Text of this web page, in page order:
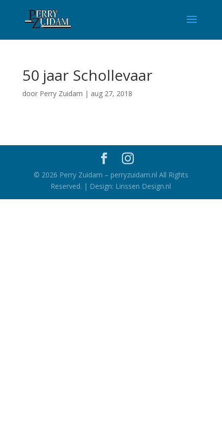
50 jaar Schollevaar
door Perry Zuidam | aug 27, 2018
© 2026 Perry Zuidam – perryzuidam.nl All Rights
Reserved. | Design: Linssen Design.nl